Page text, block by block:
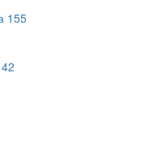
155
42